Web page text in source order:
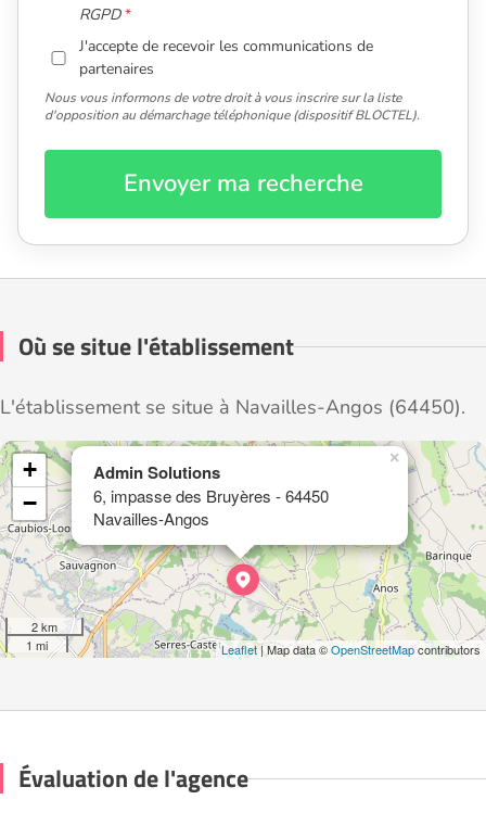
RGPD
J'accepte de recevoir les communications de
partenaires
Nous vous informons de votre droit à vous inscrire sur la liste
d'opposition au démarchage téléphonique (dispositif BLOCTEL).
Envoyer ma recherche
Où se situe l'établissement
L'établissement se situe à Navailles-Angos (64450).
Admin Solutions
6, impasse des Bruyères - 64450
Navailles-Angos
×
+
−
2 km
1 mi
Leaflet| Map data ©OpenStreetMapcontributors
Évaluation de l'agence